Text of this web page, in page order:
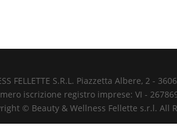
FELLETTE S.R.L. Piazzetta Albere, 2 -
iscrizione registro imprese: VI -
© Beauty & Wellness Fellette s.r.l. All